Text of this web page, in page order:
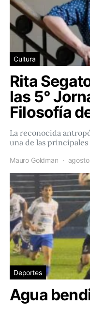
Cultura
Rita
las 5°
Filosofía
La reconocida
una de las
Mauro Goldman
Deportes
Agua